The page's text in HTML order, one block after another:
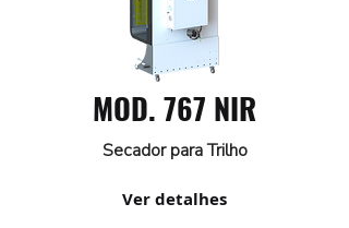
MOD. 767 NIR
Secador para Trilho
Ver detalhes